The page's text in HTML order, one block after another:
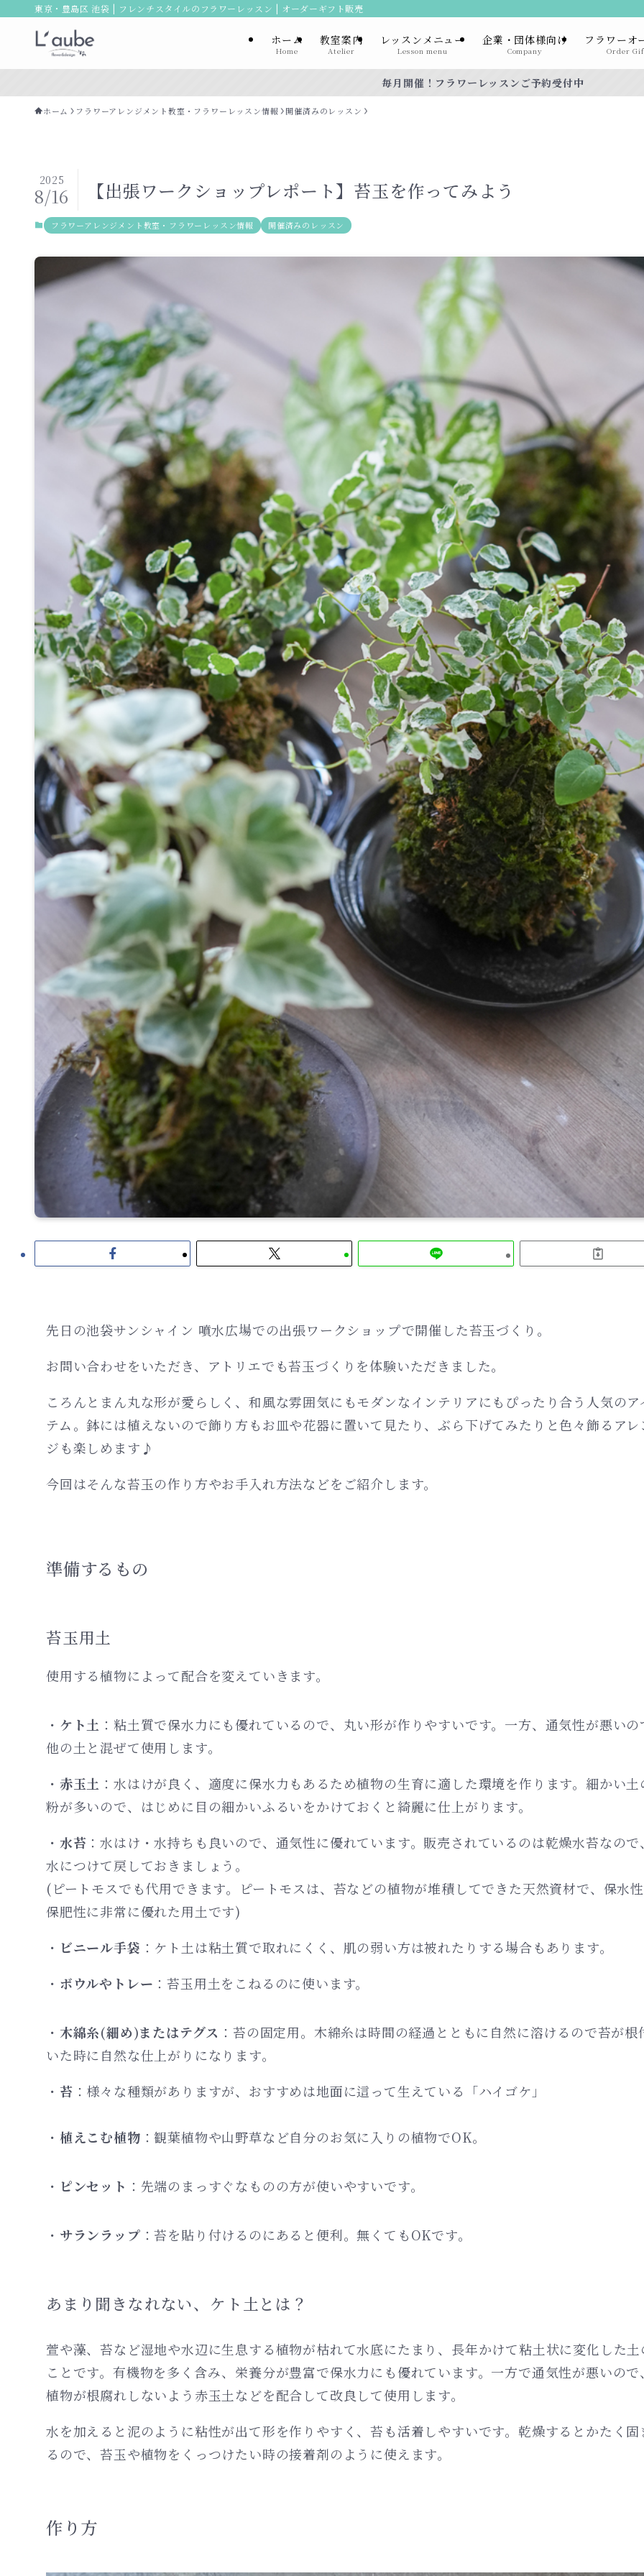
東京・豊島区 池袋 | フレンチスタイルのフラワーレッスン | オーダーギフト販売
ホーム
Home
教室案内
Atelier
レッスンメニュー
Lesson menu
企業・団体様向け
Company
フラワーオ
Order
毎月開催！フラワーレッスンご予約受付中
ホーム フラワーアレンジメント教室・フラワーレッスン情報 開催済みのレッスン
【出張ワークショップレポート】苔玉を作ってみよう
2025
8/16
フラワーアレンジメント教室・フラワーレッスン情報 開催済みのレッスン
先日の池袋サンシャイン 噴水広場での出張ワークショップで開催した苔玉づくり。
お問い合わせをいただき、アトリエでも苔玉づくりを体験いただきました。
ころんとまん丸な形が愛らしく、和風な雰囲気にもモダンなインテリアにもぴったり合う人気のア
テム。鉢には植えないので飾り方もお皿や花器に置いて見たり、ぶら下げてみたりと色々飾るアレ
ジも楽しめます♪
今回はそんな苔玉の作り方やお手入れ方法などをご紹介します。
準備するもの
苔玉用土
使用する植物によって配合を変えていきます。
・ ケト土 ：粘土質で保水力にも優れているので、丸い形が作りやすいです。一方、通気性が悪いの
他の土と混ぜて使用します。
・ 赤玉土 ：水はけが良く、適度に保水力もあるため植物の生育に適した環境を作ります。細かい土
粉が多いので、はじめに目の細かいふるいをかけておくと綺麗に仕上がります。
・ 水苔 ：水はけ・水持ちも良いので、通気性に優れています。販売されているのは乾燥水苔なので
水につけて戻しておきましょう。
(ピートモスでも代用できます。ピートモスは、苔などの植物が堆積してできた天然資材で、保水
保肥性に非常に優れた用土です)
・ ビニール手袋 ：ケト土は粘土質で取れにくく、肌の弱い方は被れたりする場合もあります。
・ ボウルやトレー ：苔玉用土をこねるのに使います。
・ 木綿糸(細め)またはテグス ：苔の固定用。木綿糸は時間の経過とともに自然に溶けるので苔が根
いた時に自然な仕上がりになります。
・ 苔 ：様々な種類がありますが、おすすめは地面に這って生えている「ハイゴケ」
・ 植えこむ植物 ：観葉植物や山野草など自分のお気に入りの植物でOK。
・ ピンセット ：先端のまっすぐなものの方が使いやすいです。
・ サランラップ ：苔を貼り付けるのにあると便利。無くてもOKです。
あまり聞きなれない、ケト土とは？
萱や藻、苔など湿地や水辺に生息する植物が枯れて水底にたまり、長年かけて粘土状に変化した土
ことです。有機物を多く含み、栄養分が豊富で保水力にも優れています。一方で通気性が悪いので
植物が根腐れしないよう赤玉土などを配合して改良して使用します。
水を加えると泥のように粘性が出て形を作りやすく、苔も活着しやすいです。乾燥するとかたく固
るので、苔玉や植物をくっつけたい時の接着剤のように使えます。
作り方